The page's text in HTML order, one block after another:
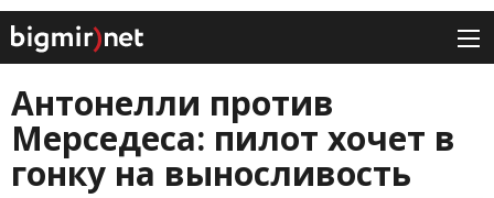
Антонелли против
Мерседеса: пилот хочет в
гонку на выносливость